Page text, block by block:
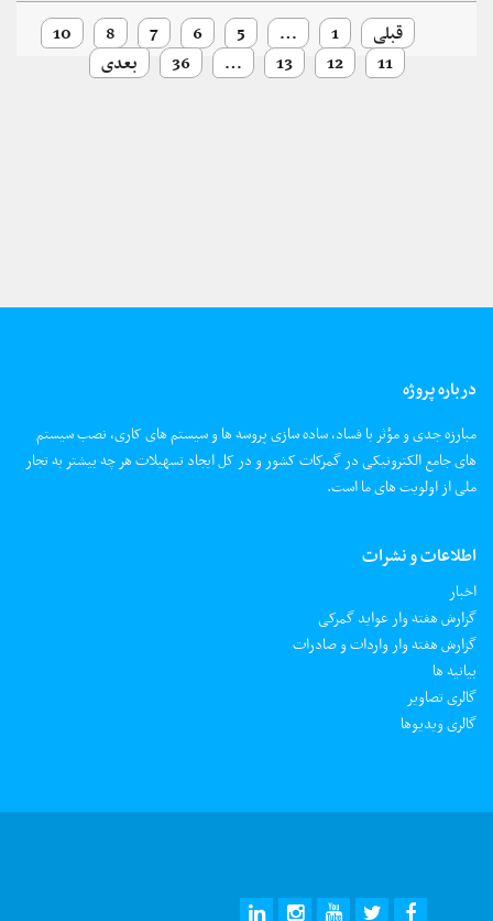
قبلی 1
…
5
6
7
8
10
11
12
13
…
36 بعدی
درباره پروژه
مبارزه جدی و مؤثر با فساد، ساده سازی پروسه ها و سیستم های کاری، نصب سیستم
های جامع الکترونیکی در گمرکات کشور و در کل ایجاد تسهیلات هر چه بیشتر به تجار
ملی از اولویت های ما است.
اطلاعات و نشرات
اخبار
گزارش هفته وار عواید گمرکی
گزارش هفته وار واردات و صادرات
بیانیه ها
گالری تصاویر
گالری ویدیوها